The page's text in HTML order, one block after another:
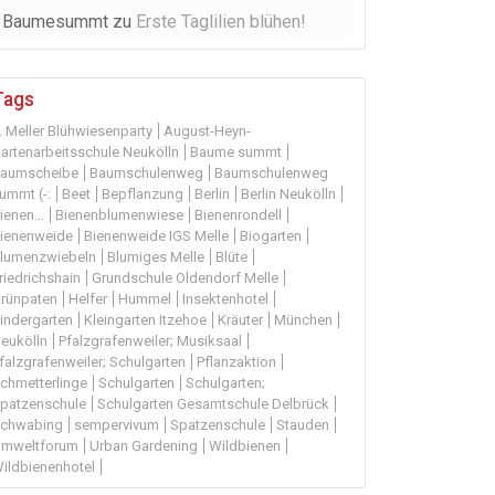
Baumesummt zu Erste Taglilien blühen!
Meller Blühwiesenparty
August-Heyn-
Neukölln
Baume summt
Baumschulenweg
Baumschulenweg
(-:
Beet Bepflanzung Berlin
Berlin Neukölln
Bienenblumenwiese
Bienenrondell
Bienenweide IGS Melle
Biogarten
Blumiges Melle
Blüte
Grundschule Oldendorf Melle
Helfer Hummel
Insektenhotel
Kleingarten Itzehoe Kräuter
München
Pfalzgrafenweiler; Musiksaal
Schulgarten
Pflanzaktion
Schulgarten
Schulgarten;
Schulgarten Gesamtschule Delbrück
sempervivum Spatzenschule
Stauden
Urban Gardening
Wildbienen